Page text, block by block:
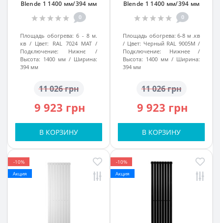
Blende 1 1400 мм/394 мм
Белый Матовый RAL7024,
подк. №99
0
Площадь обогрева: 6 - 8 м.
кв
Цвет:
RAL 7024 MAT
Подключение:
Нижнє
Высота: 1400 мм
Ширина:
394 мм
11 026 грн
9 923 грн
В КОРЗИНУ
Blende 1 1400 мм/394 мм
Черный RAL 9005M, подк.
№99
0
Площадь обогрева: 6-8 м .кв
Цвет: Черный RAL 9005M
Подключение:
Нижнее
Высота: 1400 мм
Ширина:
394 мм
11 026 грн
9 923 грн
В КОРЗИНУ
-10%
Акция
-10%
Акция